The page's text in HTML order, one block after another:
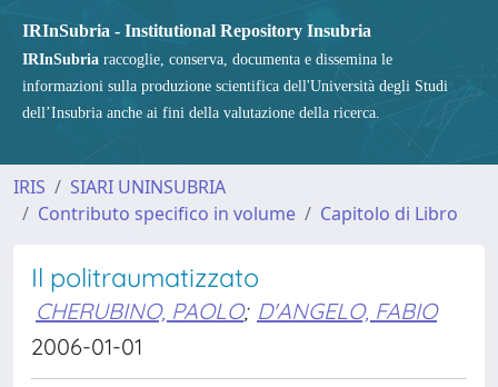
IRInSubria - Institutional Repository Insubria
IRInSubria raccoglie, conserva, documenta e dissemina le
informazioni sulla produzione scientifica dell'Università degli Studi
dell’Insubria anche ai fini della valutazione della ricerca.
IRIS
SIARI UNINSUBRIA
Contributo specifico in volume
Capitolo di Libro
Il politraumatizzato
CHERUBINO, PAOLO; D'ANGELO, FABIO
2006-01-01